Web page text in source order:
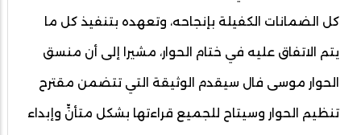
كل الضمانات الكفيلة بإنجاحه، وتعهده بتنفيذ كل ما
يتم الاتفاق عليه في ختام الحوار، مشيرا إلى أن منسق
الحوار موسى فال سيقدم الوثيقة التي تتضمن مقترح
تنظيم الحوار وسيتاح للجميع قراءتها بشكل متأنٍّ وإبداء